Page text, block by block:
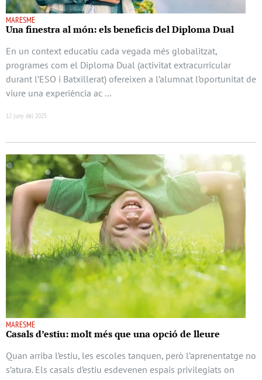
MARESME
Una finestra al món: els beneficis del Diploma Dual
En un context educatiu cada vegada més globalitzat,
programes com el Diploma Dual (activitat extracurricular
durant l’ESO i Batxillerat) ofereixen a l’alumnat l’oportunitat de
viure una experiència ac …
12 juny del 2025
MARESME
Casals d’estiu: molt més que una opció de lleure
Quan arriba l’estiu, les escoles tanquen, però l’aprenentatge no
s’atura. Els casals d’estiu esdevenen espais privilegiats on